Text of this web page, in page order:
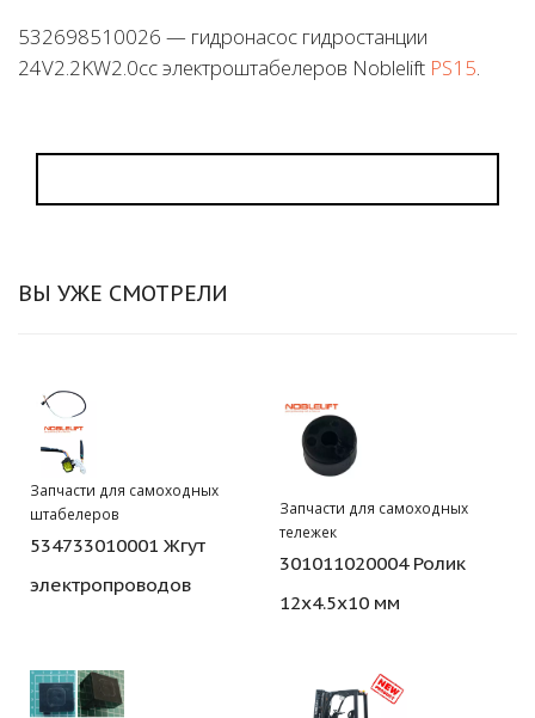
532698510026 — гидронасос гидростанции
24V2.2KW2.0cc электроштабелеров Noblelift PS15.
ВЫ УЖЕ СМОТРЕЛИ
Запчасти для самоходных
штабелеров
534733010001 Жгут
электропроводов
Запчасти для самоходных
тележек
301011020004 Ролик
12х4.5х10 мм